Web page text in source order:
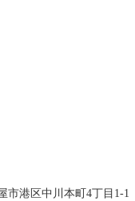
港区中川本町4丁目1-1